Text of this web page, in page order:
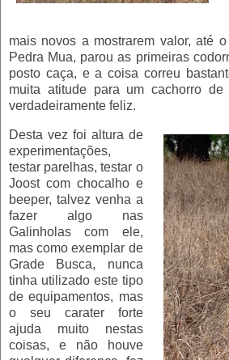
mais novos a mostrarem valor, até
Pedra Mua, parou as primeiras
posto caça, e a coisa correu
muita atitude para um cachorro de
verdadeiramente feliz.
Desta vez foi altura de
experimentações,
testar parelhas, testar o
Joost com chocalho e
beeper, talvez venha a
fazer algo nas
Galinholas com ele,
mas como exemplar de
Grade Busca, nunca
tinha utilizado este tipo
de equipamentos, mas
o seu carater forte
ajuda muito nestas
coisas, e não houve